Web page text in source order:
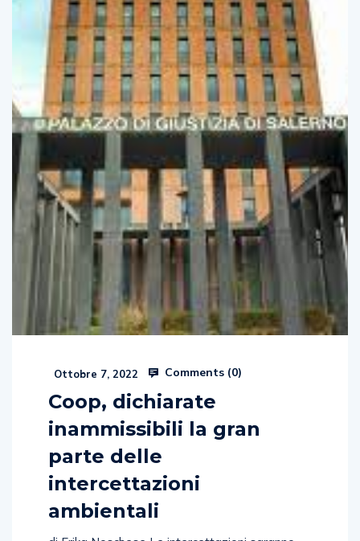
Ottobre 7, 2022 Comments (0)
Coop, dichiarate
inammissibili la gran
parte delle
intercettazioni
ambientali